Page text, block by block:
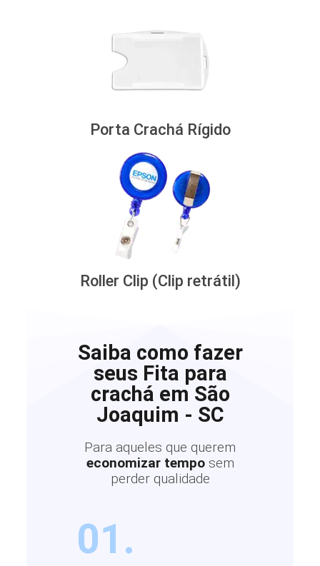
Porta Crachá Rígido
Roller Clip (Clip retrátil)
Saiba como fazer
seus Fita para
crachá em São
Joaquim - SC
Para aqueles que querem
economizar tempo sem
perder qualidade
01.